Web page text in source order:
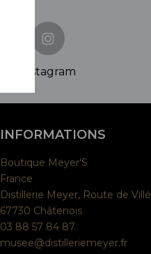
Instagram
INFORMATIONS
Boutique Meyer'S
France
Distillerie Meyer, Route de Villé
67730 Châtenois
03 88 57 84 87
musee@distilleriemeyer.fr